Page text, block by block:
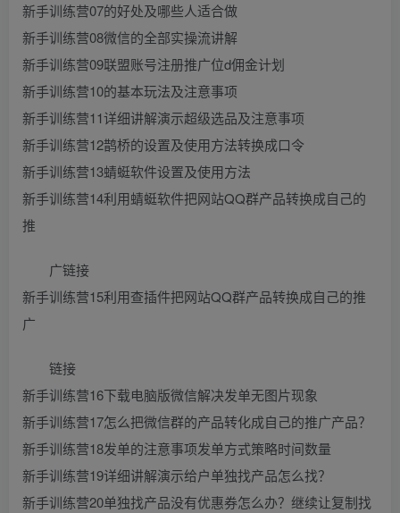
新手训练营07的好处及哪些人适合做
新手训练营08微信的全部实操流讲解
新手训练营09联盟账号注册推广位d佣金计划
新手训练营10的基本玩法及注意事项
新手训练营11详细讲解演示超级选品及注意事项
新手训练营12鹊桥的设置及使用方法转换成口令
新手训练营13蜻蜓软件设置及使用方法
新手训练营14利用蜻蜓软件把网站QQ群产品转换成自己的
推
广链接
新手训练营15利用查插件把网站QQ群产品转换成自己的推
广
链接
新手训练营16下载电脑版微信解决发单无图片现象
新手训练营17怎么把微信群的产品转化成自己的推广产品？
新手训练营18发单的注意事项发单方式策略时间数量
新手训练营19详细讲解演示给户单独找产品怎么找？
新手训练营20单独找产品没有优惠券怎么办？继续让复制找